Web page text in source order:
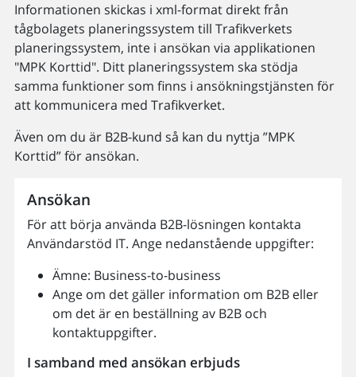
Informationen skickas i xml-format direkt från
tågbolagets planeringssystem till Trafikverkets
planeringssystem, inte i ansökan via applikationen
"MPK Korttid". Ditt planeringssystem ska stödja
samma funktioner som finns i ansökningstjänsten för
att kommunicera med Trafikverket.
Även om du är B2B-kund så kan du nyttja ”MPK
Korttid” för ansökan.
Ansökan
För att börja använda B2B-lösningen kontakta
Användarstöd IT. Ange nedanstående uppgifter:
Ämne: Business-to-business
Ange om det gäller information om B2B eller
om det är en beställning av B2B och
kontaktuppgifter.
I samband med ansökan erbjuds